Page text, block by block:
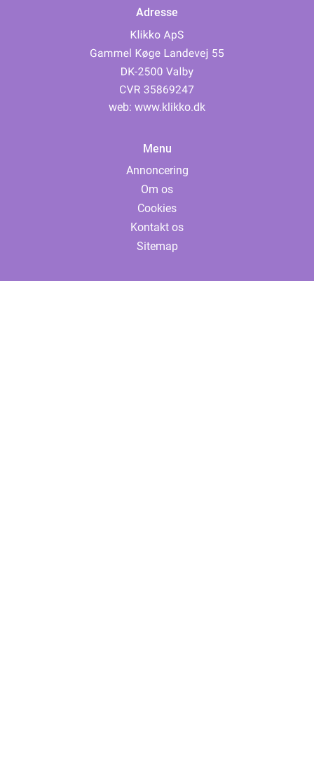
Adresse
web: www.klikko.dk
Menu
Annoncering
Om os
Cookies
Kontakt os
Sitemap